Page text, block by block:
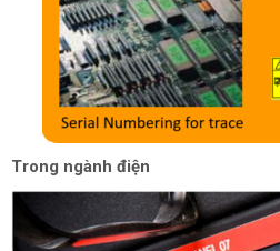
Trong ngành điện